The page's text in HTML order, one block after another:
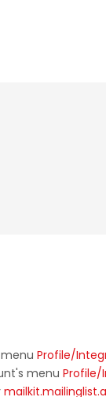
Profile/
menu Profile/